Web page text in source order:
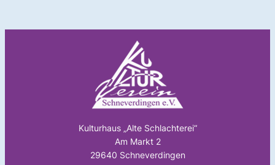
Kulturhaus „Alte Schlachterei“
Am Markt 2
29640 Schneverdingen